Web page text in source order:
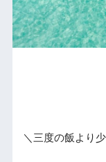
＼三度の飯より